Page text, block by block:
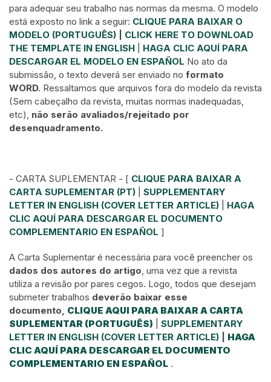
para adequar seu trabalho nas normas da mesma. O modelo
está exposto no link a seguir: CLIQUE PARA BAIXAR O
MODELO (PORTUGUÊS)
CLICK HERE TO DOWNLOAD
THE TEMPLATE IN ENGLISH
HAGA CLIC AQUÍ PARA
DESCARGAR EL MODELO EN ESPAÑOL No ato da
submissão, o texto deverá ser enviado no formato
WORD. Ressaltamos que arquivos fora do modelo da revista
(Sem cabeçalho da revista, muitas normas inadequadas,
etc), não serão avaliados/rejeitado por
desenquadramento.
- CARTA SUPLEMENTAR - [ CLIQUE PARA BAIXAR A
CARTA SUPLEMENTAR (PT)
SUPPLEMENTARY
LETTER IN ENGLISH (COVER LETTER ARTICLE)
HAGA
CLIC AQUÍ PARA DESCARGAR EL DOCUMENTO
COMPLEMENTARIO EN ESPAÑOL ]
A Carta Suplementar é necessária para você preencher os
dados dos autores do artigo, uma vez que a revista
utiliza a revisão por pares cegos. Logo, todos que desejam
submeter trabalhos deverão baixar esse
documento, CLIQUE AQUI PARA BAIXAR A CARTA
SUPLEMENTAR (PORTUGUÊS)
SUPPLEMENTARY
LETTER IN ENGLISH (COVER LETTER ARTICLE)
HAGA
CLIC AQUÍ PARA DESCARGAR EL DOCUMENTO
COMPLEMENTARIO EN ESPAÑOL .